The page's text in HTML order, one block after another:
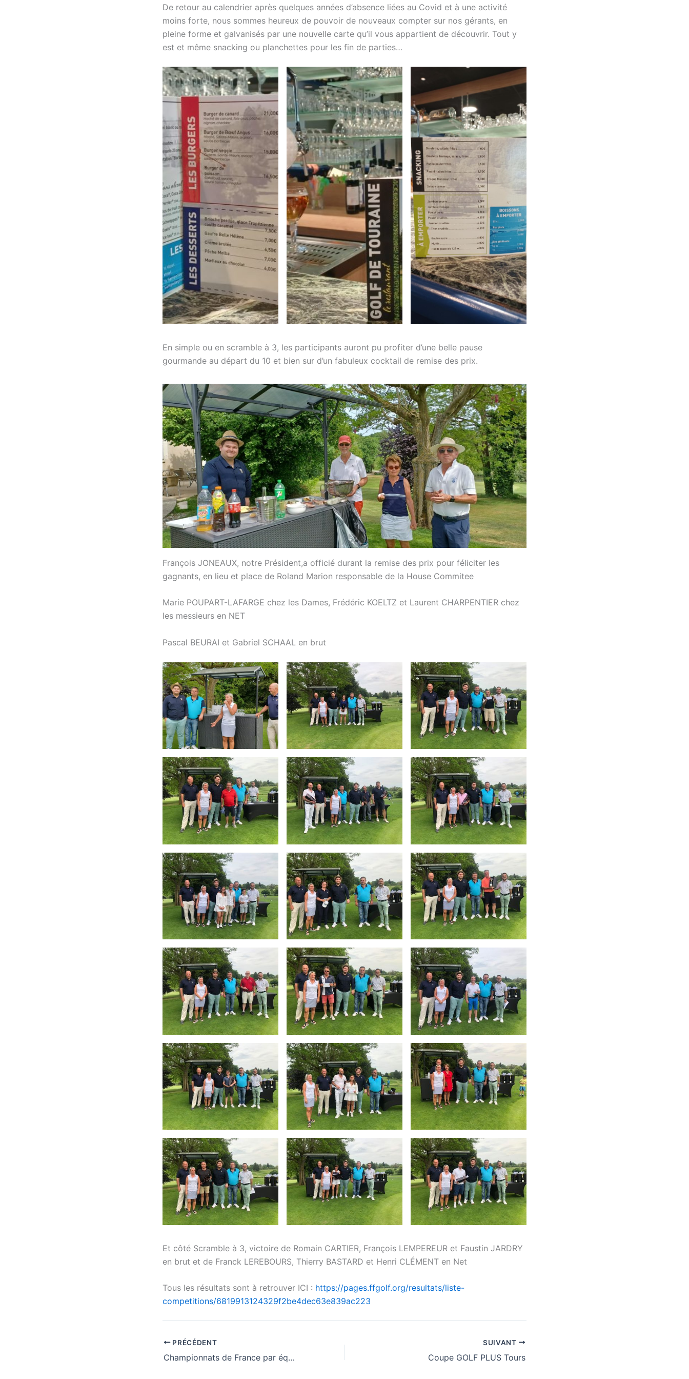
De retour au calendrier après quelques années d’absence liées au Covid et à une activité
moins forte, nous sommes heureux de pouvoir de nouveaux compter sur nos gérants, en
pleine forme et galvanisés par une nouvelle carte qu’il vous appartient de découvrir. Tout y
est et même snacking ou planchettes pour les fin de parties…
En simple ou en scramble à 3, les participants auront pu profiter d’une belle pause
gourmande au départ du 10 et bien sur d’un fabuleux cocktail de remise des prix.
François JONEAUX, notre Président,a officié durant la remise des prix pour féliciter les
gagnants, en lieu et place de Roland Marion responsable de la House Commitee
Marie POUPART-LAFARGE chez les Dames, Frédéric KOELTZ et Laurent CHARPENTIER chez
les messieurs en NET
Pascal BEURAI et Gabriel SCHAAL en brut
Et côté Scramble à 3, victoire de Romain CARTIER, François LEMPEREUR et Faustin JARDRY
en brut et de Franck LEREBOURS, Thierry BASTARD et Henri CLÉMENT en Net
Tous les résultats sont à retrouver ICI : https://pages.ffgolf.org/resultats/liste-
competitions/6819913124329f2be4dec63e839ac223
PRÉCÉDENT
Championnats de France par équipe Messieurs
SUIVANT
Coupe GOLF PLUS Tours